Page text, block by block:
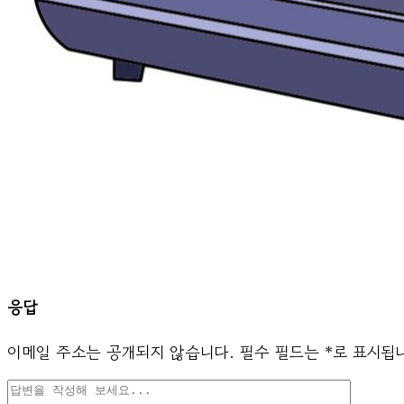
응답
이메일 주소는 공개되지 않습니다. 필수 필드는 *로 표시됩